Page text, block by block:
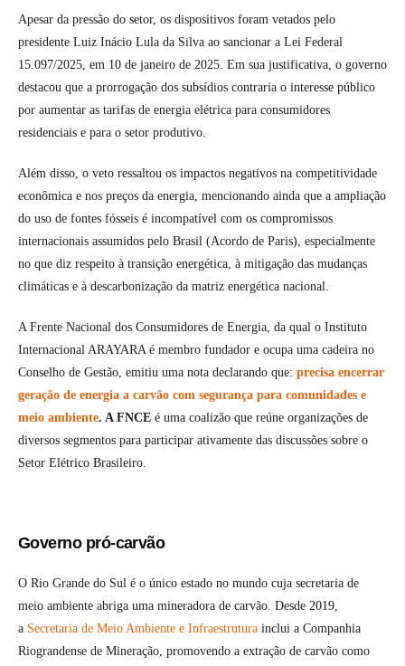
Apesar da pressão do setor, os dispositivos foram vetados pelo
presidente Luiz Inácio Lula da Silva ao sancionar a Lei Federal
15.097/2025, em 10 de janeiro de 2025. Em sua justificativa, o governo
destacou que a prorrogação dos subsídios contraria o interesse público
por aumentar as tarifas de energia elétrica para consumidores
residenciais e para o setor produtivo.
Além disso, o veto ressaltou os impactos negativos na competitividade
econômica e nos preços da energia, mencionando ainda que a ampliação
do uso de fontes fósseis é incompatível com os compromissos
internacionais assumidos pelo Brasil (Acordo de Paris), especialmente
no que diz respeito à transição energética, à mitigação das mudanças
climáticas e à descarbonização da matriz energética nacional.
A Frente Nacional dos Consumidores de Energia, da qual o Instituto
Internacional ARAYARA é membro fundador e ocupa uma cadeira no
Conselho de Gestão, emitiu uma nota declarando que: precisa encerrar
geração de energia a carvão com segurança para comunidades e
meio ambiente. A FNCE é uma coalizão que reúne organizações de
diversos segmentos para participar ativamente das discussões sobre o
Setor Elétrico Brasileiro.
Governo pró-carvão
O Rio Grande do Sul é o único estado no mundo cuja secretaria de
meio ambiente abriga uma mineradora de carvão. Desde 2019,
a Secretaria de Meio Ambiente e Infraestrutura inclui a Companhia
Riograndense de Mineração, promovendo a extração de carvão como